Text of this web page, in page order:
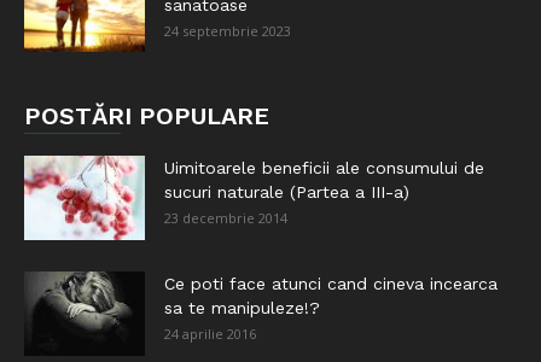
sanatoase
24 septembrie 2023
POSTĂRI POPULARE
Uimitoarele beneficii ale consumului de
sucuri naturale (Partea a III-a)
23 decembrie 2014
Ce poti face atunci cand cineva incearca
sa te manipuleze!?
24 aprilie 2016